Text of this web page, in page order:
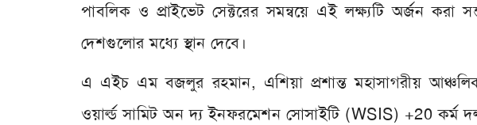
পাবলিক ও প্রাইভেট সেক্টরের সমন্বয়ে এই লক্ষ্যটি অর্জন করা
দেশগুলোর মধ্যে স্থান
এ এইচ এম বজলুর রহমান, এশিয়া প্রশান্ত মহাসাগরীয়
ওয়ার্ল্ড সামিট অন দ্য ইনফরমেশন সোসাইটি (WSIS) +20 কর্ম